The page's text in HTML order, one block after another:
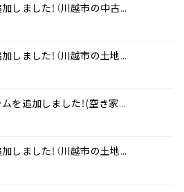
しました！（川越市の中古…
しました！（川越市の土地…
を追加しました！(空き家…
しました！（川越市の土地…